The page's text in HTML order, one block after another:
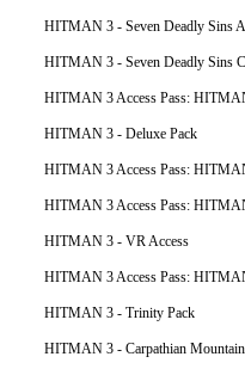
HITMAN 3 - Seven Deadly Sins
HITMAN 3 - Seven Deadly Sins
HITMAN 3 Access Pass:
HITMAN 3 - Deluxe Pack
HITMAN 3 Access Pass:
HITMAN 3 Access Pass:
HITMAN 3 - VR Access
HITMAN 3 Access Pass:
HITMAN 3 - Trinity Pack
HITMAN 3 - Carpathian